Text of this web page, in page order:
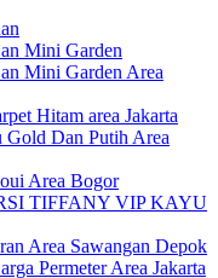
Mini Garden
Mini Garden Area
Hitam area Jakarta
Gold Dan Putih Area
Area Bogor
TIFFANY VIP KAYU
Area Sawangan Depok
Permeter Area Jakarta